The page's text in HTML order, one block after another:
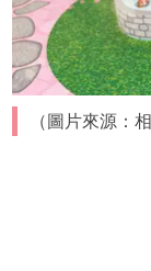
（圖片來源：